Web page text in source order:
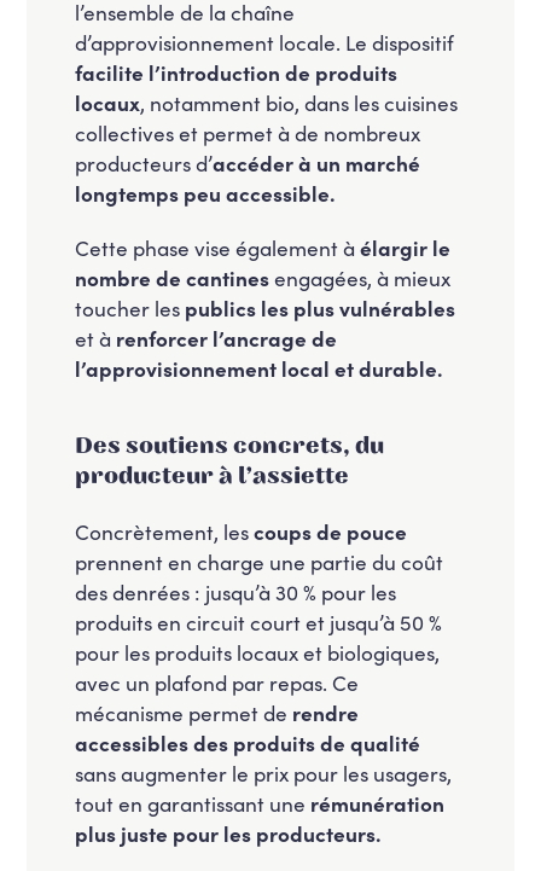
l’ensemble de la chaîne
d’approvisionnement locale. Le dispositif
facilite l’introduction de produits
locaux, notamment bio, dans les cuisines
collectives et permet à de nombreux
producteurs d’accéder à un marché
longtemps peu accessible.
Cette phase vise également àélargir le
nombre de cantinesengagées, à mieux
toucher les publics les plus vulnérables
et à renforcer l’ancrage de
l’approvisionnement local et durable.
Des soutiens concrets, du
producteur à l’assiette
Concrètement, lescoups de pouce
prennent en charge une partie du coût
des denrées : jusqu’à 30 % pour les
produits en circuit court et jusqu’à 50 %
pour les produits locaux et biologiques,
avec un plafond par repas. Ce
mécanisme permet de rendre
accessibles des produits de qualité
sans augmenter le prix pour les usagers,
tout en garantissant une rémunération
plus juste pour les producteurs.